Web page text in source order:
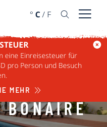
° C/ F Menü
eine Einreisesteuer für
pro Person und Besuch
MEHR